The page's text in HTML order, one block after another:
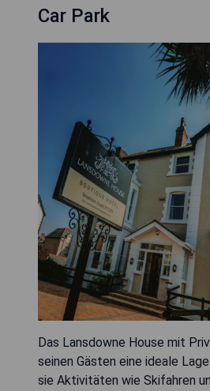
Car Park
Das Lansdowne House mit
seinen Gästen eine ideale
sie Aktivitäten wie Skifahren